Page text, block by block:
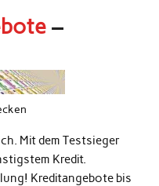
–
Mit dem Testsieger
Kredit.
Kreditangebote bis